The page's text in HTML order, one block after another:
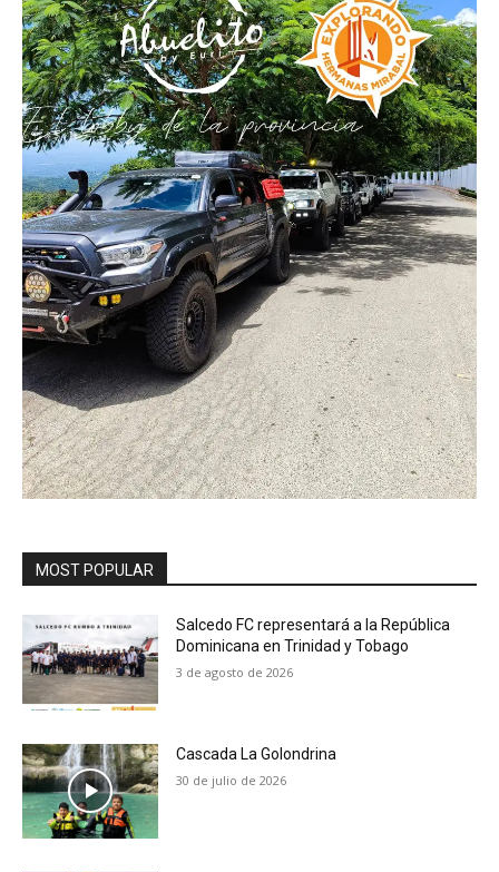
MOST POPULAR
Salcedo FC representará a la República
Dominicana en Trinidad y Tobago
3 de agosto de 2026
Cascada La Golondrina
30 de julio de 2026